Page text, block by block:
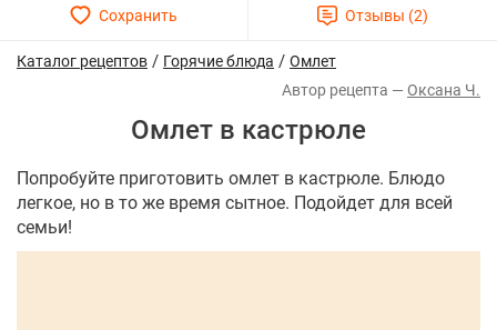
Каталог рецептов / Горячие блюда / Омлет
Оксана Ч.
Омлет в кастрюле
Попробуйте приготовить омлет в кастрюле. Блюдо
легкое, но в то же время сытное. Подойдет для всей
семьи!